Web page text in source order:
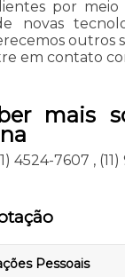
por
novas
outros
em contato
mais
4524-7607 ,
Pessoais